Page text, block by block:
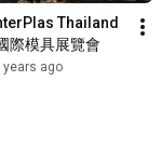
Thailand
際模具展覽會
years ago